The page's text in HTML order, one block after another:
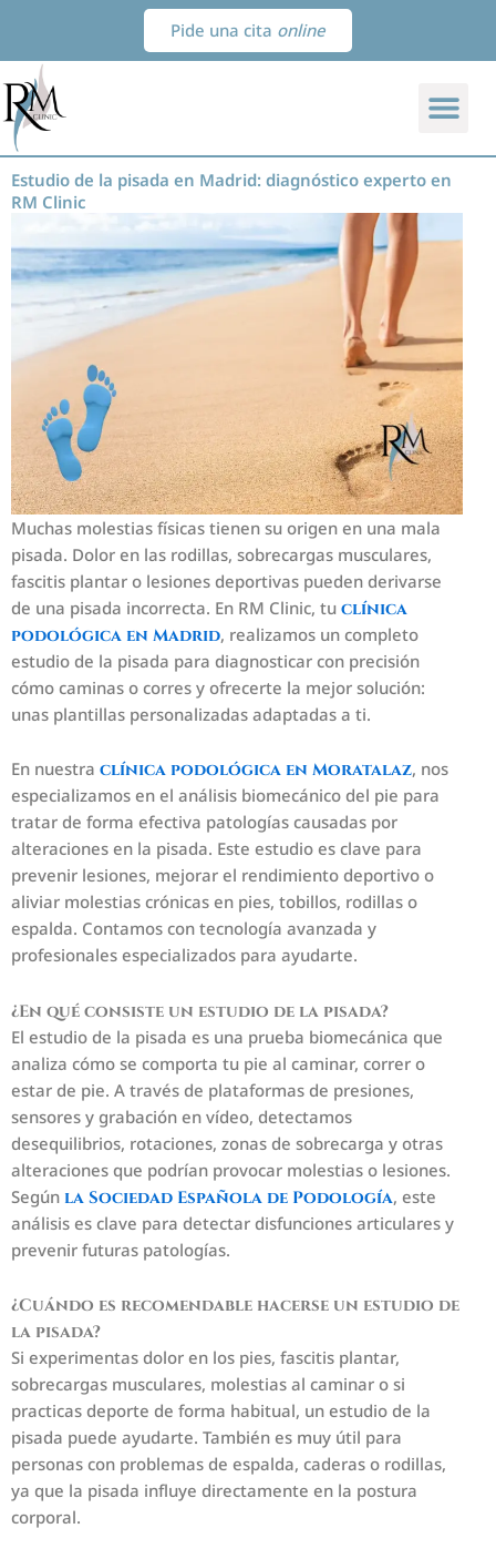
contenido
Pide una cita online
Estudio de la pisada en Madrid: diagnóstico experto en
RM Clinic
Muchas molestias físicas tienen su origen en una mala
pisada. Dolor en las rodillas, sobrecargas musculares,
fascitis plantar o lesiones deportivas pueden derivarse
de una pisada incorrecta. En RM Clinic, tu clínica
podológica en Madrid, realizamos un completo
estudio de la pisada para diagnosticar con precisión
cómo caminas o corres y ofrecerte la mejor solución:
unas plantillas personalizadas adaptadas a ti.
En nuestra clínica podológica en Moratalaz, nos
especializamos en el análisis biomecánico del pie para
tratar de forma efectiva patologías causadas por
alteraciones en la pisada. Este estudio es clave para
prevenir lesiones, mejorar el rendimiento deportivo o
aliviar molestias crónicas en pies, tobillos, rodillas o
espalda. Contamos con tecnología avanzada y
profesionales especializados para ayudarte.
¿En qué consiste un estudio de la pisada?
El estudio de la pisada es una prueba biomecánica que
analiza cómo se comporta tu pie al caminar, correr o
estar de pie. A través de plataformas de presiones,
sensores y grabación en vídeo, detectamos
desequilibrios, rotaciones, zonas de sobrecarga y otras
alteraciones que podrían provocar molestias o lesiones.
Según la Sociedad Española de Podología, este
análisis es clave para detectar disfunciones articulares y
prevenir futuras patologías.
¿Cuándo es recomendable hacerse un estudio de
la pisada?
Si experimentas dolor en los pies, fascitis plantar,
sobrecargas musculares, molestias al caminar o si
practicas deporte de forma habitual, un estudio de la
pisada puede ayudarte. También es muy útil para
personas con problemas de espalda, caderas o rodillas,
ya que la pisada influye directamente en la postura
corporal.